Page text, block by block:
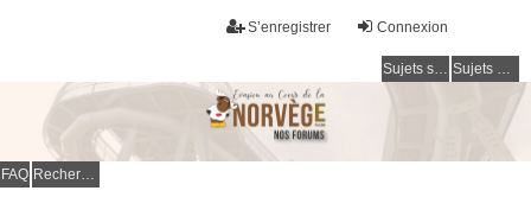
Connexion
S’enregistrer
Sujets sans réponse Sujets actifs
FAQ Rechercher